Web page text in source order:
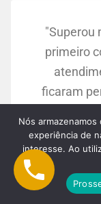
"Superou
primeiro
ficaram
sabendo
Nós
experiência de
interesse. Ao